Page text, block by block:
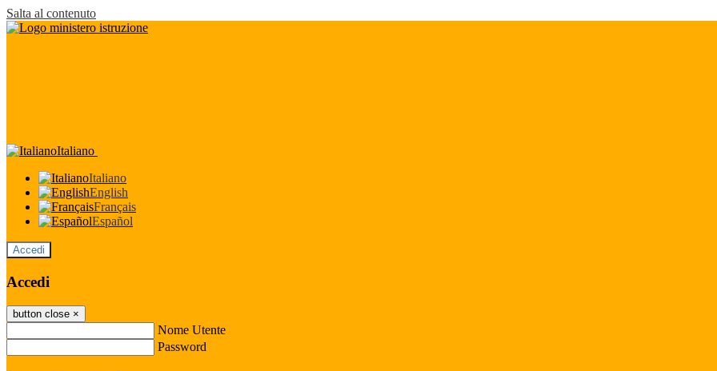
Salta al contenuto
Italiano
Italiano
English
Français
Español
Accedi
Accedi
button close ×
Nome Utente
Password